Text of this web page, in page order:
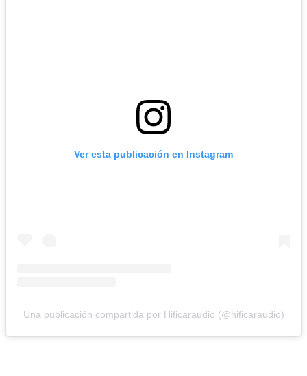
Ver esta publicación en Instagram
Una publicación compartida por Hificaraudio (@hificaraudio)